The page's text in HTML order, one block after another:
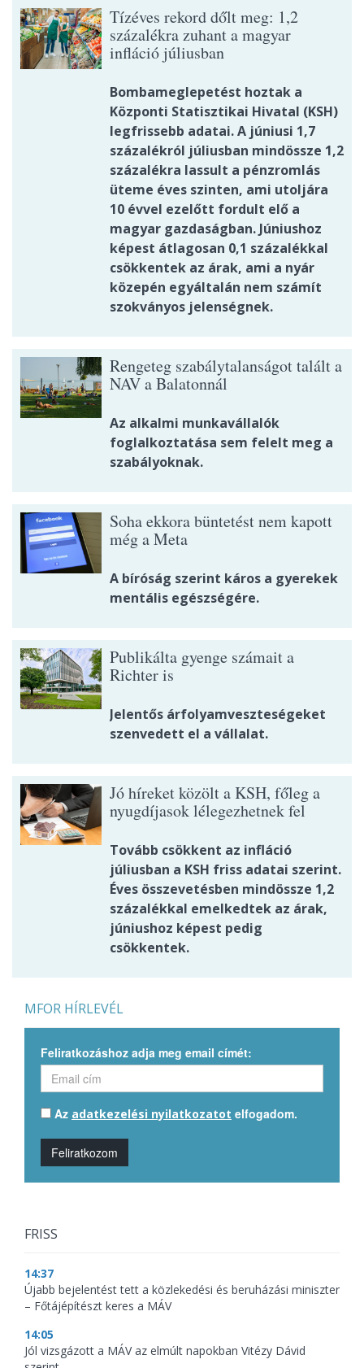
Tízéves rekord dőlt meg: 1,2
százalékra zuhant a magyar
infláció júliusban
Bombameglepetést hoztak a
Központi Statisztikai Hivatal (KSH)
legfrissebb adatai. A júniusi 1,7
százalékról júliusban mindössze 1,2
százalékra lassult a pénzromlás
üteme éves szinten, ami utoljára
10 évvel ezelőtt fordult elő a
magyar gazdaságban. Júniushoz
képest átlagosan 0,1 százalékkal
csökkentek az árak, ami a nyár
közepén egyáltalán nem számít
szokványos jelenségnek.
Rengeteg szabálytalanságot talált a
NAV a Balatonnál
Az alkalmi munkavállalók
foglalkoztatása sem felelt meg a
szabályoknak.
Soha ekkora büntetést nem kapott
még a Meta
A bíróság szerint káros a gyerekek
mentális egészségére.
Publikálta gyenge számait a
Richter is
Jelentős árfolyamveszteségeket
szenvedett el a vállalat.
Jó híreket közölt a KSH, főleg a
nyugdíjasok lélegezhetnek fel
Tovább csökkent az infláció
júliusban a KSH friss adatai szerint.
Éves összevetésben mindössze 1,2
százalékkal emelkedtek az árak,
júniushoz képest pedig
csökkentek.
MFOR HÍRLEVÉL
Feliratkozáshoz adja meg email címét:
Az adatkezelési nyilatkozatot elfogadom.
Feliratkozom
FRISS
14:37
Újabb bejelentést tett a közlekedési és beruházási miniszter
– Főtájépítészt keres a MÁV
14:05
Jól vizsgázott a MÁV az elmúlt napokban Vitézy Dávid